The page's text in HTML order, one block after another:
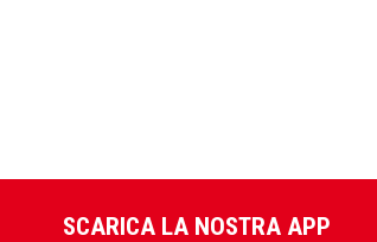
SCARICA LA NOSTRA APP